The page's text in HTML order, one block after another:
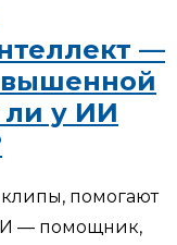
—
ли у ИИ
помогают
— помощник,